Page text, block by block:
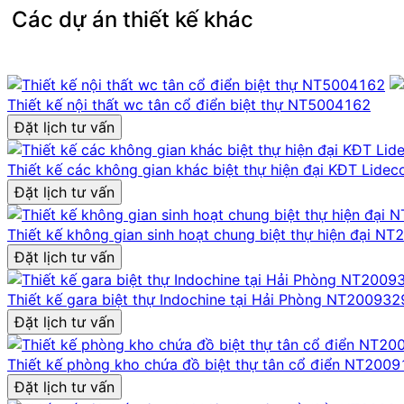
thất văn phòng biệt thự, khi tính thẩm mỹ luôn đi song
tạo và thúc đẩy giá trị thương hiệu bền vững.
Với phong cách thiết kế thời thượng, ứng dụng công
những doanh nghiệp đang tìm kiếm giải pháp thiết kế
Nếu quý vị đang ấp ủ mong muốn kiến tạo một không
nghiệm dịch vụ
Các dự án thiết kế khác
Thiết kế nội thất wc tân cổ điển biệt thự NT5004162
Đặt lịch tư vấn
Thiết kế các không gian khác biệt thự hiện đại KĐT
Đặt lịch tư vấn
Thiết kế không gian sinh hoạt chung biệt thự hiện đại
Đặt lịch tư vấn
Thiết kế gara biệt thự Indochine tại Hải Phòng
Đặt lịch tư vấn
Thiết kế phòng kho chứa đồ biệt thự tân cổ điển
Đặt lịch tư vấn